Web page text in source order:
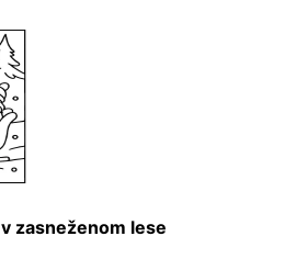
zasneženom lese